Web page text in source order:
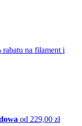
rabatu na filament i
od 229,00 zł